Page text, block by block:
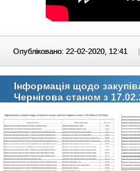
Опубліковано: 22-02-2020, 12:41 |
Інформація щодо
Чернігова станом з